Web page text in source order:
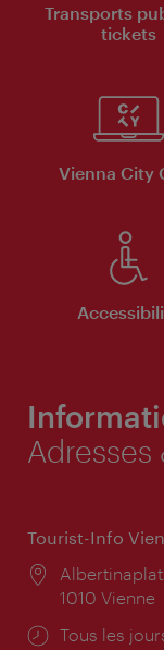
Transports
tickets
Vienna City
Tourist-Info
Lieu:
1010 Vienne
Horaires
Tous les